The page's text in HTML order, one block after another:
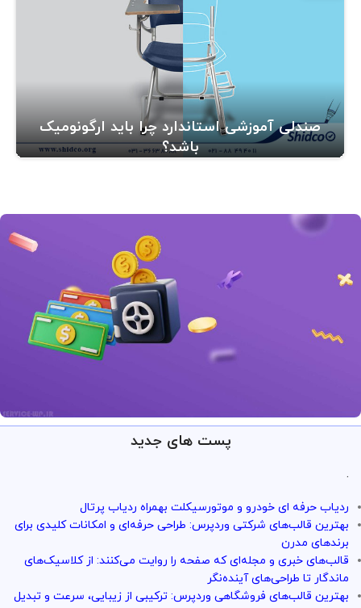
صندلی آموزشی استاندارد چرا باید ارگونومیک
باشد؟
با خیال راحت میتونی از خدمات و سرویس ها استفاده کنی
پست های جدید
.
ردیاب حرفه ای خودرو و موتورسیکلت بهمراه ردیاب پرتال
بهترین قالب‌های شرکتی وردپرس: طراحی حرفه‌ای و امکانات کلیدی برای
برندهای مدرن
قالب‌های خبری و مجله‌ای که صفحه را روایت می‌کنند: از کلاسیک‌های
ماندگار تا طراحی‌های آینده‌نگر
بهترین قالب‌های فروشگاهی وردپرس: ترکیبی از زیبایی، سرعت و تبدیل